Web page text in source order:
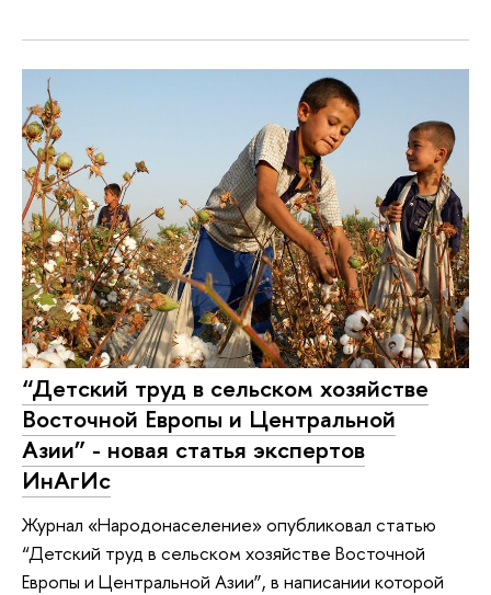
“Детский труд в сельском хозяйстве
Восточной Европы и Центральной
Азии” - новая статья экспертов
ИнАгИс
Журнал «Народонаселение» опубликовал статью
“Детский труд в сельском хозяйстве Восточной
Европы и Центральной Азии”, в написании которой